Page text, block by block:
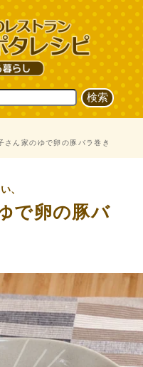
さん家のゆで卵の豚バラ巻き
、
で卵の豚バ